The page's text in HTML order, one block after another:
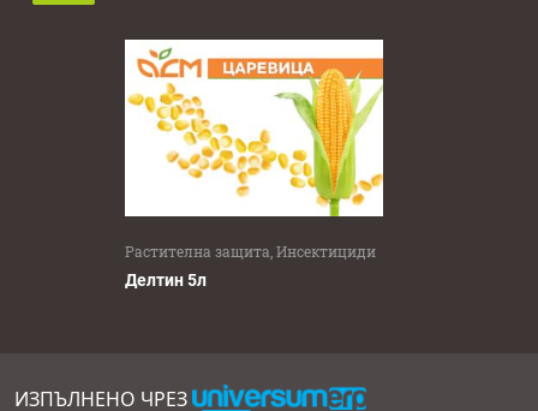
Растителна защита, Инсектициди
Делтин 5л
ИЗПЪЛНЕНО ЧРЕЗ